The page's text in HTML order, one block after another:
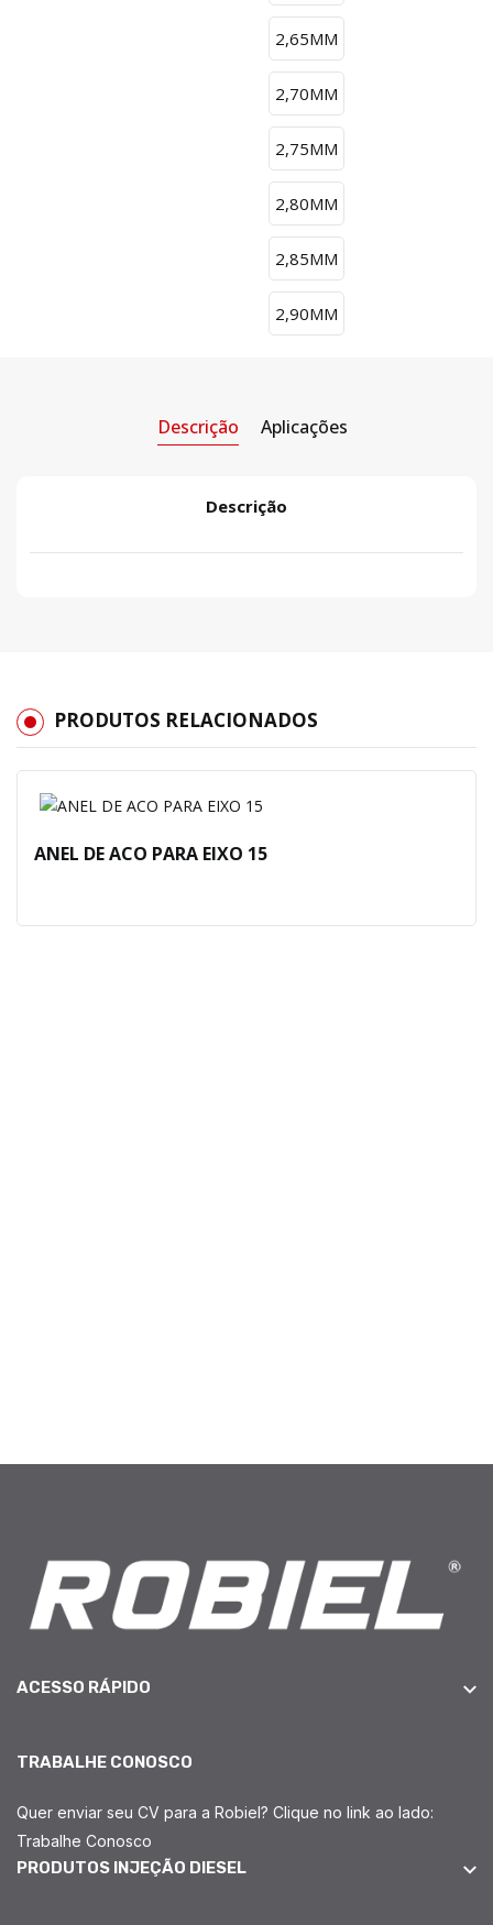
2,65MM
2,70MM
2,75MM
2,80MM
2,85MM
2,90MM
Descrição Aplicações
Descrição
PRODUTOS RELACIONADOS
ANEL DE ACO PARA EIXO 15
ACESSO RÁPIDO
TRABALHE CONOSCO
Quer enviar seu CV para a Robiel? Clique no link ao lado:
Trabalhe Conosco
PRODUTOS INJEÇÃO DIESEL